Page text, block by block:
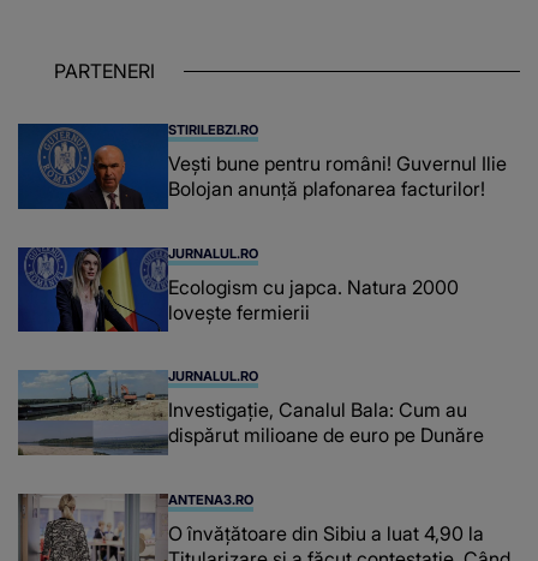
PARTENERI
STIRILEBZI.RO
Vești bune pentru români! Guvernul Ilie
Bolojan anunță plafonarea facturilor!
JURNALUL.RO
Ecologism cu japca. Natura 2000
lovește fermierii
JURNALUL.RO
Investigație, Canalul Bala: Cum au
dispărut milioane de euro pe Dunăre
ANTENA3.RO
O învățătoare din Sibiu a luat 4,90 la